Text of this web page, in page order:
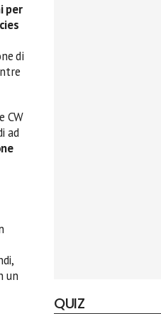
per
di
CW
ad
un
QUIZ